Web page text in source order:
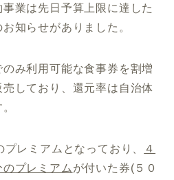
業は先日予算上限に達した
知らせがありました。
み利用可能な食事券を割増
しており、還元率は自治体
プレミアムとなっており、
４
プレミアム が付いた券( ５０